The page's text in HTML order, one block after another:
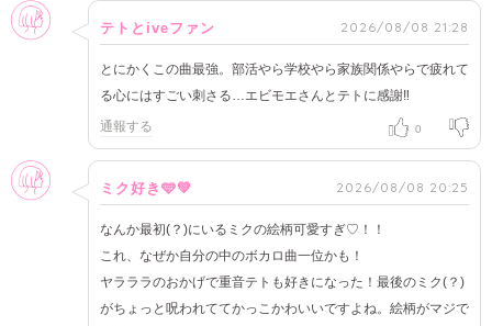
女性
テトとiveファン 2026/08/08 21:28
とにかくこの曲最強。部活やら学校やら家族関係やらで疲れて
る心にはすごい刺さる…エビモエさんとテトに感謝‼︎
通報する 0
女性
ミク好き🩵💚 2026/08/08 20:25
なんか最初(？)にいるミクの絵柄可愛すぎ♡！！
これ、なぜか自分の中のボカロ曲一位かも！
ヤラララのおかげで重音テトも好きになった！最後のミク(？)
がちょっと呪われててかっこかわいいですよね。絵柄がマジで